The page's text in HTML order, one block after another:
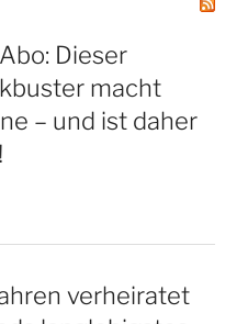
Dieser
macht
– und ist daher
verheiratet